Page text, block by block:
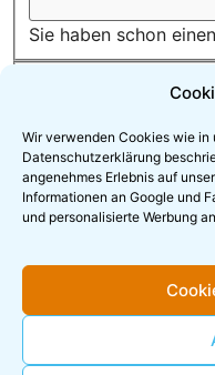
Wir verwenden Cookies wie
Datenschutzerklärung
angenehmes Erlebnis auf
Informationen an Google und
und personalisierte Werbung
Sie haben schon
Melden Sie